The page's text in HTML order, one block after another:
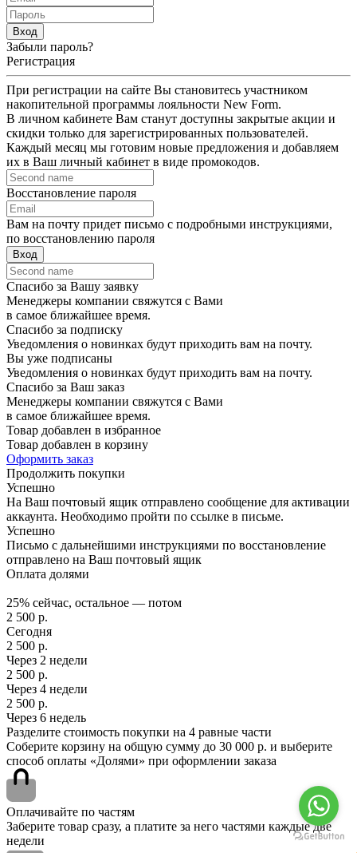
Вход
Забыли пароль?
Регистрация
При регистрации на сайте Вы становитесь участником
накопительной программы лояльности New Form.
В личном кабинете Вам станут доступны закрытые акции и
скидки только для зарегистрированных пользователей.
Каждый месяц мы готовим новые предложения и добавляем
их в Ваш личный кабинет в виде промокодов.
Восстановление пароля
Вам на почту придет письмо с подробными инструкциями,
по восстановлению пароля
Вход
Спасибо за Вашу заявку
Менеджеры компании свяжутся с Вами
в самое ближайшее время.
Спасибо за подписку
Уведомления о новинках будут приходить вам на почту.
Вы уже подписаны
Уведомления о новинках будут приходить вам на почту.
Спасибо за Ваш заказ
Менеджеры компании свяжутся с Вами
в самое ближайшее время.
Товар добавлен в избранное
Товар добавлен в корзину
Оформить заказ
Продолжить покупки
Успешно
На Ваш почтовый ящик отправлено сообщение для активации
аккаунта. Необходимо пройти по ссылке в письме.
Успешно
Письмо с дальнейшими инструкциями по восстановление
отправлено на Ваш почтовый ящик
Оплата долями
25% сейчас, остальное — потом
2 500 р.
Сегодня
2 500 р.
Через 2 недели
2 500 р.
Через 4 недели
2 500 р.
Через 6 недель
Разделите стоимость покупки на 4 равные части
Соберите корзину на общую сумму до 30 000 р. и выберите
способ оплаты «Долями» при оформлении заказа
Оплачивайте по частям
Заберите товар сразу, а платите за него частями каждые две
недели